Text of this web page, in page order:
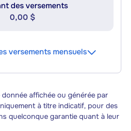
des versements
0,00 $
versements mensuels
affichée ou générée par
à titre indicatif, pour des
quelconque garantie quant à leur